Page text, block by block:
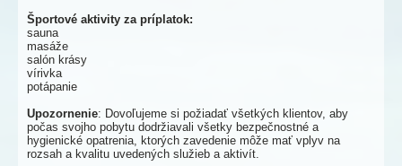
Športové aktivity za príplatok:
sauna
masáže
salón krásy
vírivka
potápanie
Upozornenie: Dovoľujeme si požiadať všetkých klientov, aby
počas svojho pobytu dodržiavali všetky bezpečnostné a
hygienické opatrenia, ktorých zavedenie môže mať vplyv na
rozsah a kvalitu uvedených služieb a aktivít.